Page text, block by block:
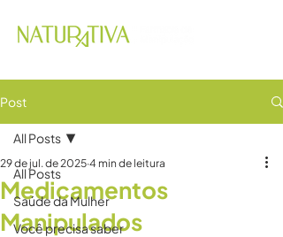
Post
All Posts
Saúde da Mulher
Você precisa saber
All Posts
Medicamentos
Manipulados
29 de jul. de 2025 4 min de leitura